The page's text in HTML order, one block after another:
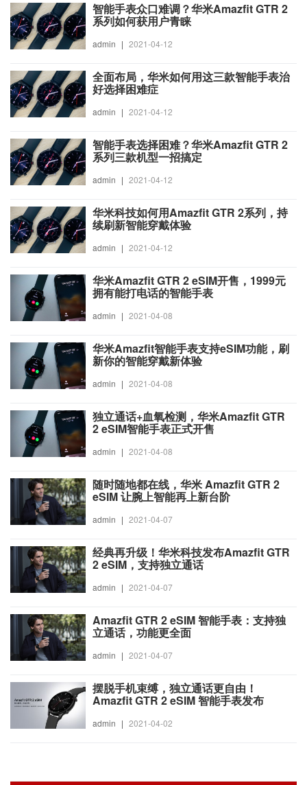
智能手表众口难调？华米Amazfit GTR 2
系列如何获用户青睐
admin | 2021-04-12
全面布局，华米如何用这三款智能手表治
好选择困难症
admin | 2021-04-12
智能手表选择困难？华米Amazfit GTR 2
系列三款机型一招搞定
admin | 2021-04-12
华米科技如何用Amazfit GTR 2系列，持
续刷新智能穿戴体验
admin | 2021-04-12
华米Amazfit GTR 2 eSIM开售，1999元
拥有能打电话的智能手表
admin | 2021-04-08
华米Amazfit智能手表支持eSIM功能，刷
新你的智能穿戴新体验
admin | 2021-04-08
独立通话+血氧检测，华米Amazfit GTR
2 eSIM智能手表正式开售
admin | 2021-04-08
随时随地都在线，华米 Amazfit GTR 2
eSIM 让腕上智能再上新台阶
admin | 2021-04-07
经典再升级！华米科技发布Amazfit GTR
2 eSIM，支持独立通话
admin | 2021-04-07
Amazfit GTR 2 eSIM 智能手表：支持独
立通话，功能更全面
admin | 2021-04-07
摆脱手机束缚，独立通话更自由！
Amazfit GTR 2 eSIM 智能手表发布
admin | 2021-04-02